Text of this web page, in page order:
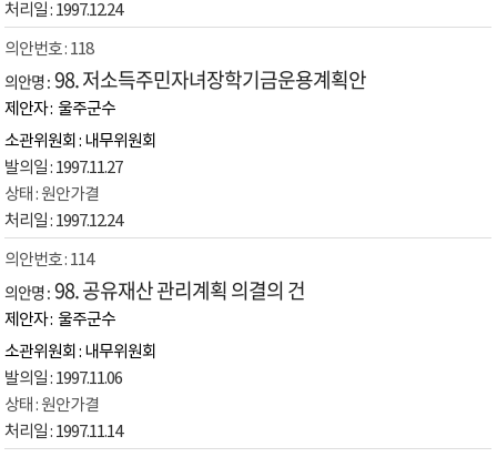
1997.12.24
118
98. 저소득주민자녀장학기금운용계획안
울주군수
내무위원회
1997.11.27
원안가결
1997.12.24
114
98. 공유재산 관리계획 의결의 건
울주군수
내무위원회
1997.11.06
원안가결
1997.11.14